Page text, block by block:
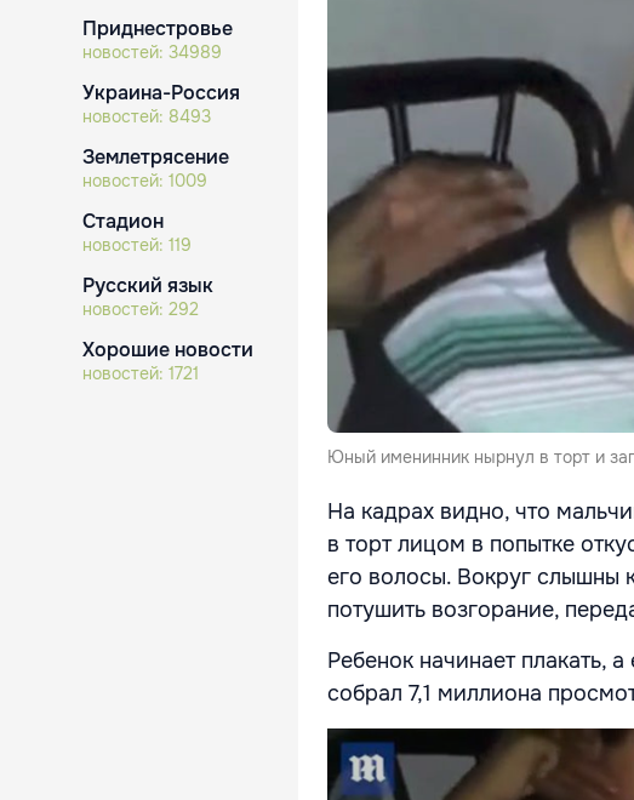
Приднестровье
новостей: 34989
Украина-Россия
новостей: 8493
Землетрясение
новостей: 1009
Стадион
новостей: 119
Русский язык
новостей: 292
Хорошие новости
новостей: 1721
Юный именинник нырнул в торт и
На кадрах видно, что
в торт лицом в попытке
его волосы. Вокруг слышны
потушить возгорание,
Ребенок начинает плакать,
собрал 7,1 миллиона